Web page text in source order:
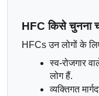
HFC किसे चुनना
HFCs उन लोगों के
स्व-रोजगार
लोग हैं.
व्यक्तिगत